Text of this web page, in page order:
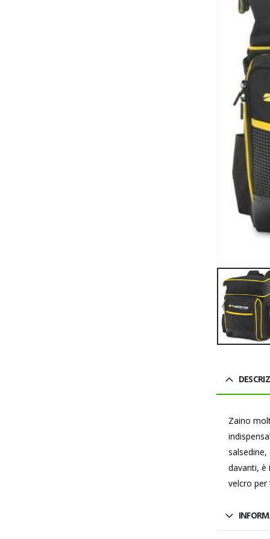
Zaino
davanti, è
velcro per